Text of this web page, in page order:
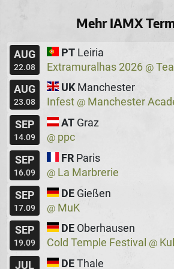
Mehr IAMX
AUG
22.08
PT Leiria
Extramuralhas 2026 @ Teatro
AUG
23.08
UK Manchester
Infest @ Manchester
SEP
14.09
AT Graz
@ ppc
SEP
16.09
FR Paris
@ La Marbrerie
SEP
17.09
DE Gießen
@ MuK
SEP
19.09
DE Oberhausen
Cold Temple Festival @
JUL
DE Thale